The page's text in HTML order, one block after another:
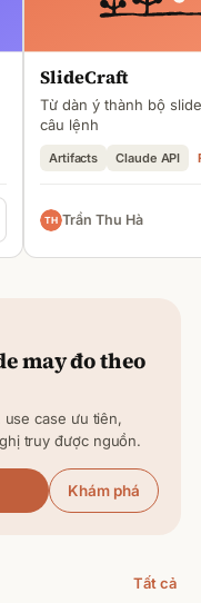
SlideCraft
Từ dàn ý thành bộ
câu lệnh
Artifacts Claude API
Trần Thu Hà
may đo theo
case ưu tiên,
truy được nguồn.
Khám phá
Tất cả